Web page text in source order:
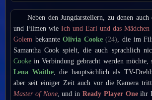
Neben den Jungdarstellern, zu denen auch
und Filmen wie Ich und Earl und das Mädchen
Golem bekannteOlivia Cooke (24) , die im
Samantha Cook spielt, die auch sprachlich
Cooke in Verbindung gebracht werden möchte,
Lena Waithe, die hauptsächlich als TV-
aber seit einiger Zeit auch vor die Kamera
Master of None, und inReady Player Oneihr